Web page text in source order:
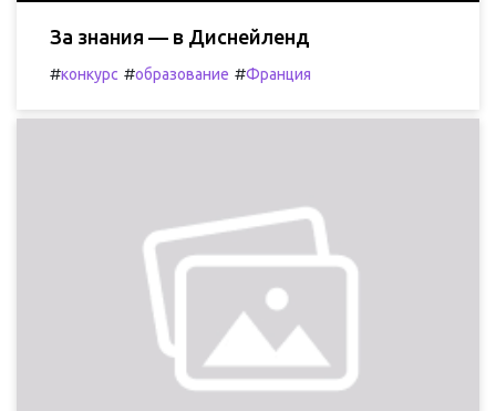
За знания — в Диснейленд
#конкурс #образование #Франция